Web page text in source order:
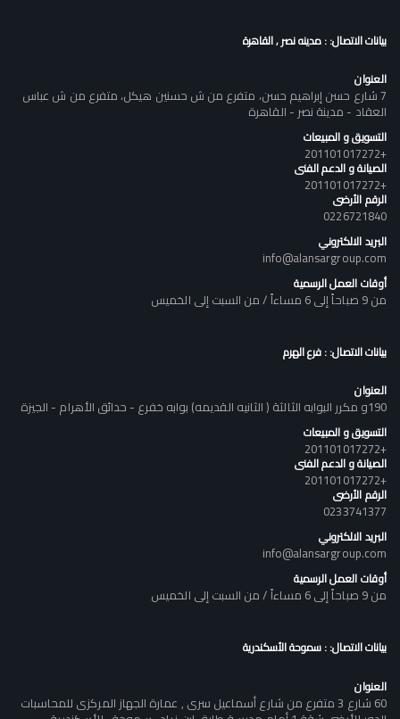
بيانات الاتصال: : مدينه نصر , القاهرة
العنوان
7 شارع حسن إبراهيم حسن، متفرع من ش حسنين هيكل، متفرع من ش عباس
العقاد - مدينة نصر - القاهرة
التسويق و المبيعات
+201101017272
الصيانة و الدعم الفنى
+201101017272
الرقم الأرضى
0226721840
البريد الالكتروني
info@alansargroup.com
أوقات العمل الرسمية
من 9 صباحاً إلى 6 مساءاً / من السبت إلى الخميس
بيانات الاتصال: : فرع الهرم
العنوان
190و مكرر البوابه الثالثة ( الثانيه القديمه) بوابه خفرع - حدائق الأهرام - الجيزة
التسويق و المبيعات
+201101017272
الصيانة و الدعم الفنى
+201101017272
الرقم الأرضى
0233741377
البريد الالكتروني
info@alansargroup.com
أوقات العمل الرسمية
من 9 صباحاً إلى 6 مساءاً / من السبت إلى الخميس
بيانات الاتصال: : سموحة الأسكندرية
العنوان
60 شارع 3 متفرع من شارع أسماعيل سرى , عمارة الجهاز المركزى للمحاسبات